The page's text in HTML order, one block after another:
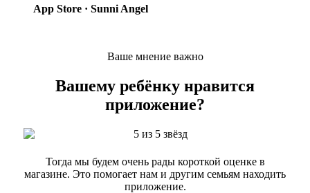
App Store · Sunni Angel
Ваше мнение важно
Вашему ребёнку нравится
приложение?
Тогда мы будем очень рады короткой оценке в
магазине. Это помогает нам и другим семьям находить
приложение.